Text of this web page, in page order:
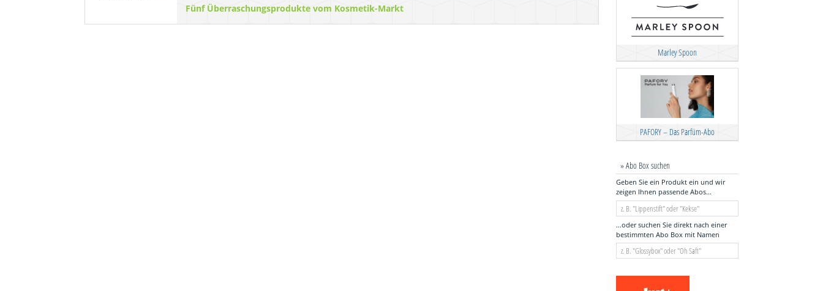
Fünf Überraschungsprodukte vom Kosmetik-Markt
Marley Spoon
PAFORY – Das Parfüm-Abo
» Abo Box suchen
Geben Sie ein Produkt ein und wir
zeigen Ihnen passende Abos...
...oder suchen Sie direkt nach einer
bestimmten Abo Box mit Namen